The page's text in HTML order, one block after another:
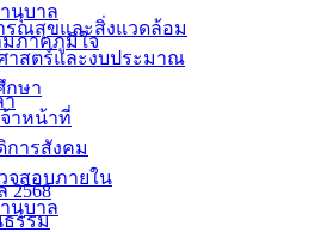
นุบาล
มภาคภูมิใจ
า
2568
รรม
รณสุขและสิ่งแวดล้อม
าสตร์และงบประมาณ
กษา
จ้าหน้าที่
การสังคม
จสอบภายใน
นุบาล